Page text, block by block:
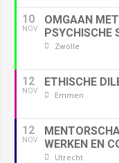
10
NOV
OMGAAN
PSYCHISCHE
Zwolle
12
NOV
ETHISCHE
Emmen
12
NOV
WERKEN EN
Utrecht